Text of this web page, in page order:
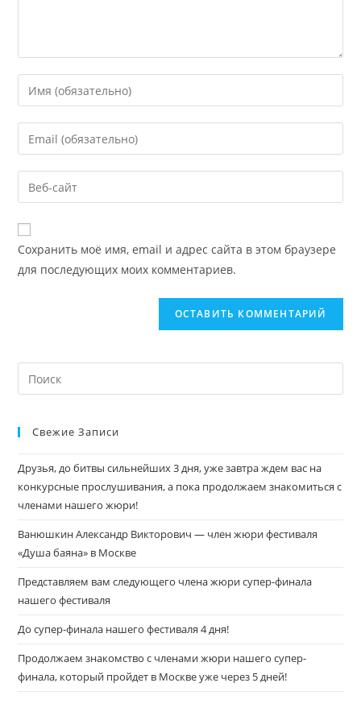
Сохранить моё имя, email и адрес сайта в этом браузере
для последующих моих комментариев.
Свежие Записи
Друзья, до битвы сильнейших 3 дня, уже завтра ждем вас на
конкурсные прослушивания, а пока продолжаем знакомиться с
членами нашего жюри!
Ванюшкин Александр Викторович — член жюри фестиваля
«Душа баяна» в Москве
Представляем вам следующего члена жюри супер-финала
нашего фестиваля
До супер-финала нашего фестиваля 4 дня!
Продолжаем знакомство с членами жюри нашего супер-
финала, который пройдет в Москве уже через 5 дней!